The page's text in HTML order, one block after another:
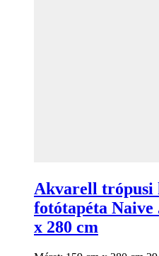
Akvarell trópusi
fotótapéta Naive
x 280 cm